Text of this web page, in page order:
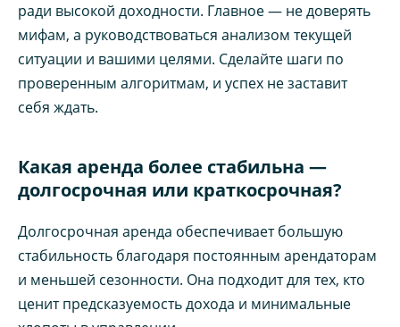
ради высокой доходности. Главное — не доверять
мифам, а руководствоваться анализом текущей
ситуации и вашими целями. Сделайте шаги по
проверенным алгоритмам, и успех не заставит
себя ждать.
Какая аренда более стабильна —
долгосрочная или краткосрочная?
Долгосрочная аренда обеспечивает большую
стабильность благодаря постоянным арендаторам
и меньшей сезонности. Она подходит для тех, кто
ценит предсказуемость дохода и минимальные